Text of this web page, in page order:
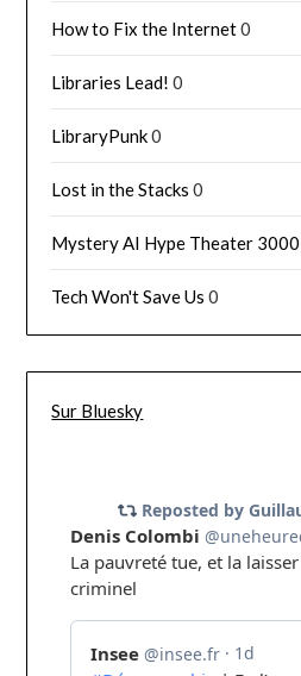
How to Fix the Internet0
Libraries Lead! 0
LibraryPunk0
Lost in the Stacks 0
Mystery AI Hype Theater 3000
Tech Won't Save Us 0
Sur Bluesky